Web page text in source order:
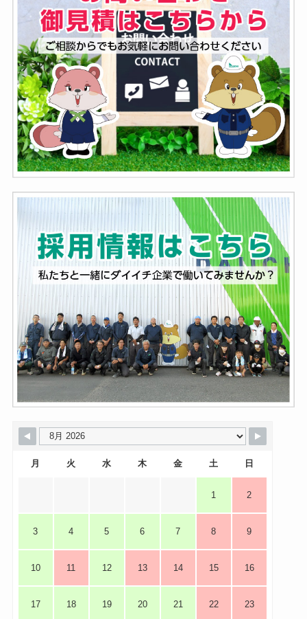
月 火 水 木 金 土 日
1 2
3 4 5 6 7 8 9
10 11 12 13 14 15 16
17 18 19 20 21 22 23